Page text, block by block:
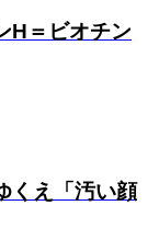
H＝ビオチン
くえ「汚い顔